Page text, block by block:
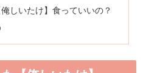
しいたけ】食っていいの？